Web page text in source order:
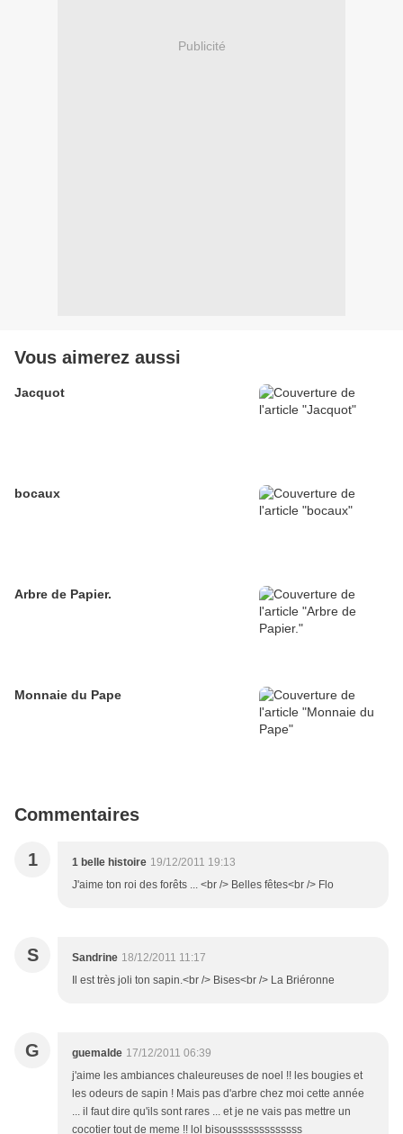
Publicité
Vous aimerez aussi
Jacquot
bocaux
Arbre de Papier.
Monnaie du Pape
Commentaires
1 1 belle histoire 19/12/2011 19:13
J'aime ton roi des forêts ... <br /> Belles fêtes<br /> Flo
S Sandrine 18/12/2011 11:17
Il est très joli ton sapin.<br /> Bises<br /> La Briéronne
G guemalde 17/12/2011 06:39
j'aime les ambiances chaleureuses de noel !! les bougies et
les odeurs de sapin ! Mais pas d'arbre chez moi cette année
... il faut dire qu'ils sont rares ... et je ne vais pas mettre un
cocotier tout de meme !! lol bisousssssssssssss